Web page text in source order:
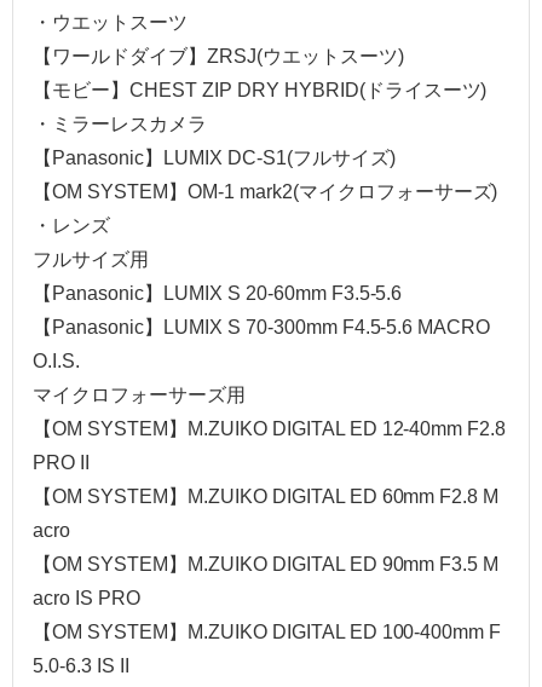
・ウエットスーツ
【ワールドダイブ】ZRSJ(ウエットスーツ)
【モビー】CHEST ZIP DRY HYBRID(ドライスーツ)
・ミラーレスカメラ
【Panasonic】LUMIX DC-S1(フルサイズ)
【OM SYSTEM】OM-1 mark2(マイクロフォーサーズ)
・レンズ
フルサイズ用
【Panasonic】LUMIX S 20-60mm F3.5-5.6
【Panasonic】LUMIX S 70-300mm F4.5-5.6 MACRO
O.I.S.
マイクロフォーサーズ用
【OM SYSTEM】M.ZUIKO DIGITAL ED 12-40mm F2.8
PRO II
【OM SYSTEM】M.ZUIKO DIGITAL ED 60mm F2.8 M
acro
【OM SYSTEM】M.ZUIKO DIGITAL ED 90mm F3.5 M
acro IS PRO
【OM SYSTEM】M.ZUIKO DIGITAL ED 100-400mm F
5.0-6.3 IS II